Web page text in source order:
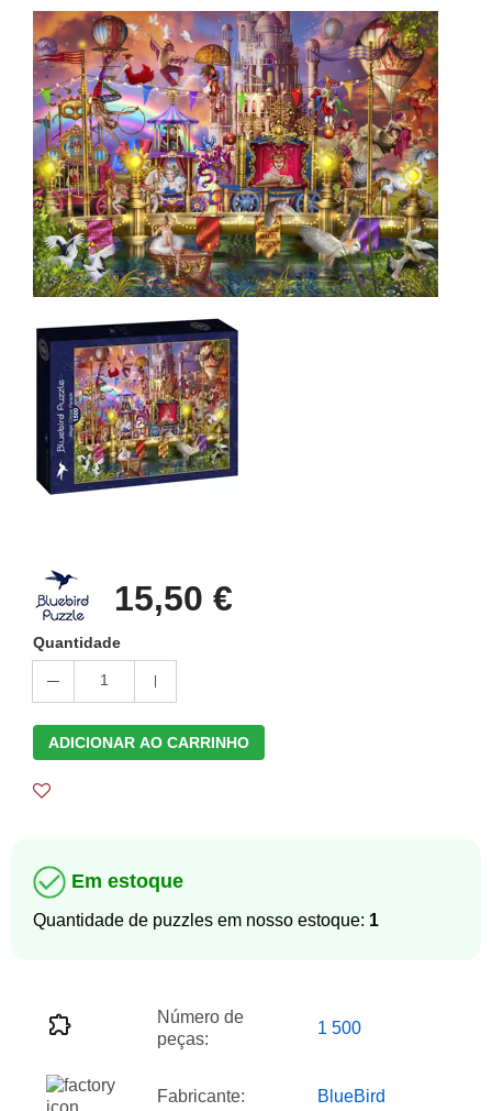
15,50 €
Quantidade
1
ADICIONAR AO CARRINHO
Em estoque
Quantidade de puzzles em nosso estoque: 1
Número de
peças:
1 500
Fabricante: BlueBird